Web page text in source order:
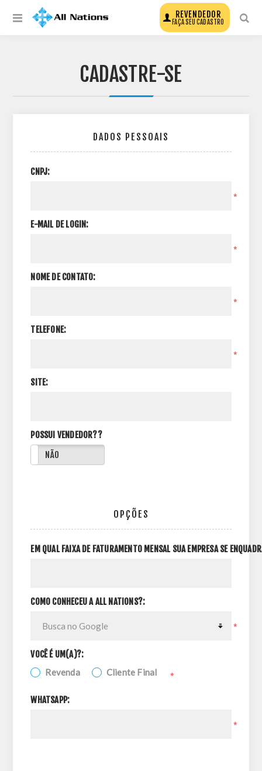
REVENDEDOR
FAÇA SEU CADASTRO
CADASTRE-SE
DADOS PESSOAIS
CNPJ:
*
E-MAIL DE LOGIN:
*
NOME DE CONTATO:
*
TELEFONE:
*
SITE:
POSSUI VENDEDOR??
NÃO
OPÇÕES
EM QUAL FAIXA DE FATURAMENTO MENSAL SUA EMPRESA SE
COMO CONHECEU A ALL NATIONS?:
*
VOCÊ É UM(A)?:
Revenda Cliente Final *
WHATSAPP:
*